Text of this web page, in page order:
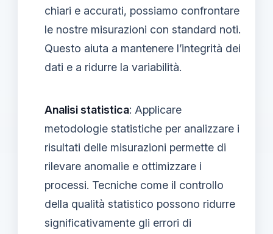
chiari e accurati, possiamo confrontare
le nostre misurazioni con standard noti.
Questo aiuta a mantenere l’integrità dei
dati e a ridurre la variabilità.
Analisi statistica: Applicare
metodologie statistiche per analizzare i
risultati delle misurazioni permette di
rilevare anomalie e ottimizzare i
processi. Tecniche come il controllo
della qualità statistico possono ridurre
significativamente gli errori di